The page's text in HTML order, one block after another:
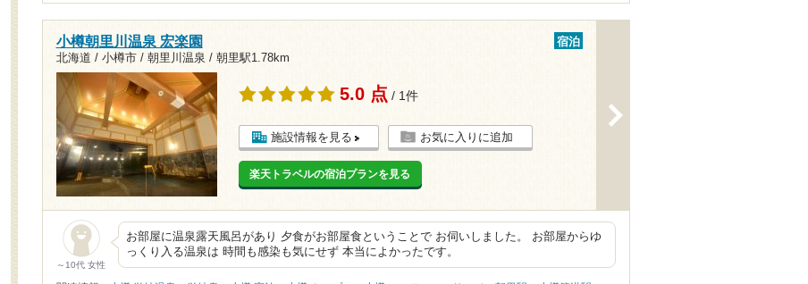
小樽朝里川温泉 宏楽園
北海道 / 小樽市 / 朝里川温泉 / 朝里駅1.78km
宿泊
5.0 点 / 1件
施設情報を見る お気に入りに追加
楽天トラベルの宿泊プランを見る
～10代 女性
お部屋に温泉露天風呂があり 夕食がお部屋食ということで お伺いしました。 お部屋からゆ
っくり入る温泉は 時間も感染も気にせず 本当によかったです。